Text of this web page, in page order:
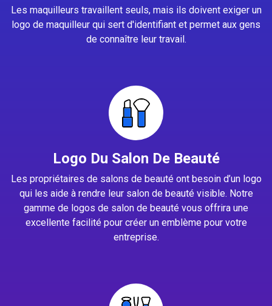
Les maquilleurs travaillent seuls, mais ils doivent exiger un
logo de maquilleur qui sert d'identifiant et permet aux gens
de connaître leur travail.
Logo Du Salon De Beauté
Les propriétaires de salons de beauté ont besoin d’un logo
qui les aide à rendre leur salon de beauté visible. Notre
gamme de logos de salon de beauté vous offrira une
excellente facilité pour créer un emblème pour votre
entreprise.